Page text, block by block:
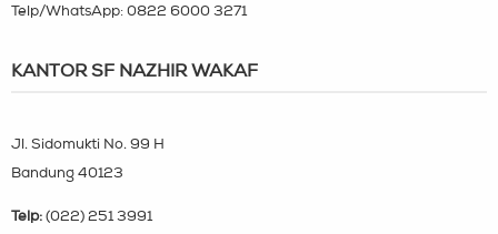
Telp/WhatsApp: 0822 6000 3271
KANTOR SF NAZHIR WAKAF
Jl. Sidomukti No. 99 H
Bandung 40123
Telp: (022) 251 3991